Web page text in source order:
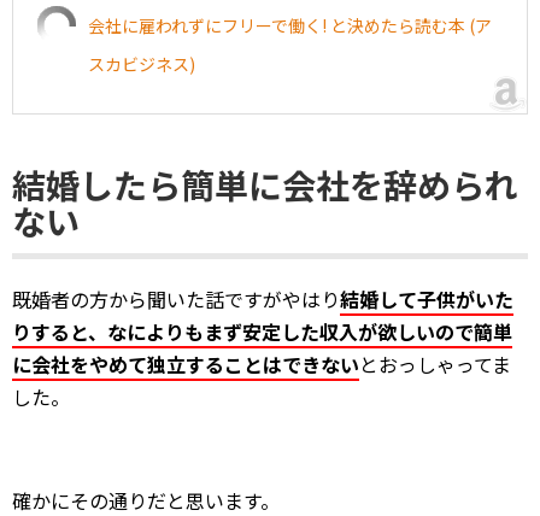
会社に雇われずにフリーで働く! と決めたら読む本 (ア
スカビジネス)
結婚したら簡単に会社を辞められ
ない
既婚者の方から聞いた話ですがやはり結婚して子供がいた
りすると、なによりもまず安定した収入が欲しいので簡単
に会社をやめて独立することはできないとおっしゃってま
した。
確かにその通りだと思います。